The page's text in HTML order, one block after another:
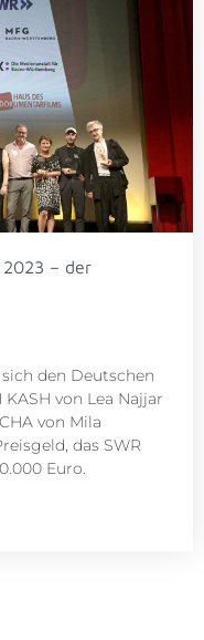
– der
den Deutschen
von Lea Najjar
von Mila
das SWR
Euro.